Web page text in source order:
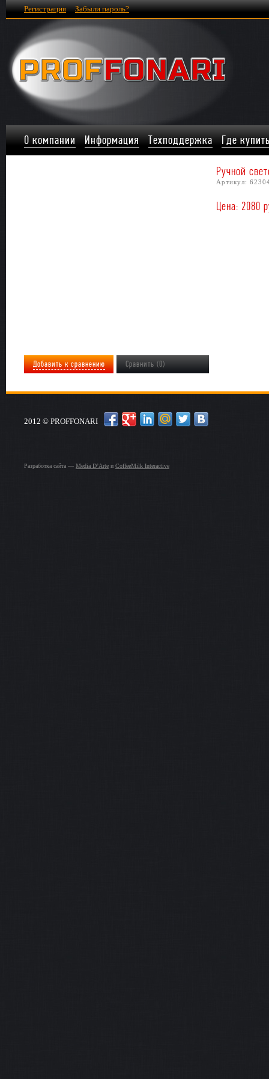
Регистрация Забыли пароль?
О компании Информация Техподдержка Где
Добавить к сравнению Сравнить (0)
Ручной
Артикул:
Цена: 2080
2012 © PROFFONARI
Разработка сайта — Media D’Arte и CoffeeMilk Interactive